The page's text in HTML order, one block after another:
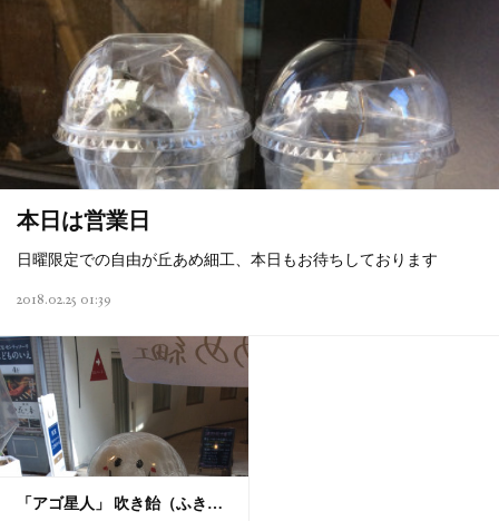
本日は営業日
日曜限定での自由が丘あめ細工、本日もお待ちしております
2018.02.25 01:39
「アゴ星人」 吹き飴（ふき…